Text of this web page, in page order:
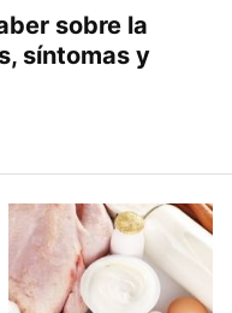
sobre la
síntomas y